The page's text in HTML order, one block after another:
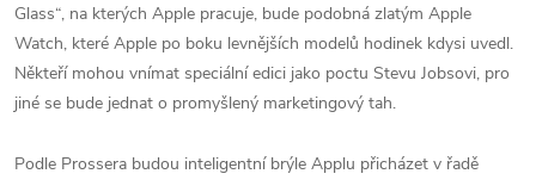
Glass“, na kterých Apple pracuje, bude podobná zlatým Apple
Watch, které Apple po boku levnějších modelů hodinek kdysi uvedl.
Někteří mohou vnímat speciální edici jako poctu Stevu Jobsovi, pro
jiné se bude jednat o promyšlený marketingový tah.
Podle Prossera budou inteligentní brýle Applu přicházet v řadě